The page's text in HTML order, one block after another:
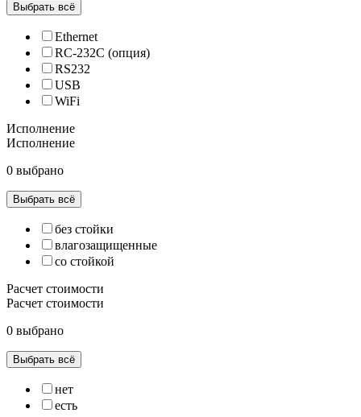
Выбрать всё
Ethernet
RC-232C (опция)
RS232
USB
WiFi
Исполнение
Исполнение
0 выбрано
Выбрать всё
без стойки
влагозащищенные
со стойкой
Расчет стоимости
Расчет стоимости
0 выбрано
Выбрать всё
нет
есть